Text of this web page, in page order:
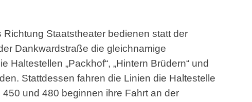
Staatstheater bedienen statt der
Dankwardstraße die gleichnamige
„Packhof“, „Hintern Brüdern“ und
Stattdessen fahren die Linien die Haltestelle
450 und 480 beginnen ihre Fahrt an der